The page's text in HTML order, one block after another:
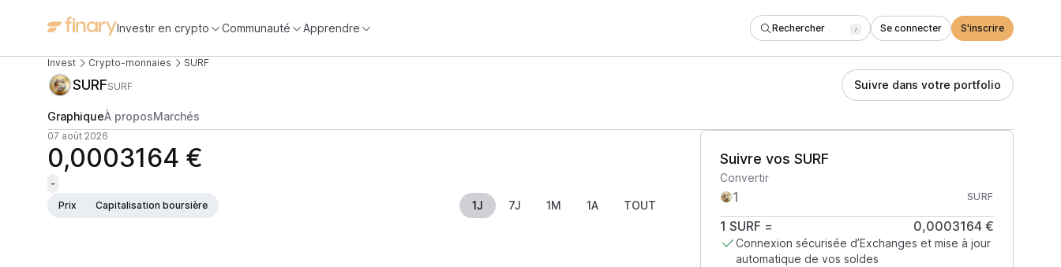
Investir en crypto Communauté Apprendre Rechercher / Se connecter S'inscrire
Invest Crypto-monnaies SURF
SURFSURF Suivre dans votre portfolio
GraphiqueÀ proposMarchés
07 août 2026
0,0003164 €
-
Prix
Capitalisation boursière 1J 7J 1M 1A TOUT
Suivre vos SURF
Convertir
SURF
1 SURF = 0,0003164 €
Connexion sécurisée d’Exchanges et mise à jour
automatique de vos soldes